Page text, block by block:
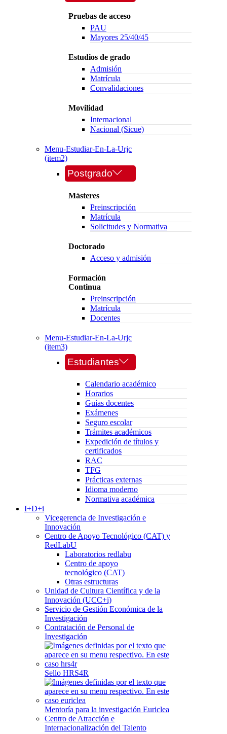
Pruebas de acceso
PAU
Mayores 25/40/45
Estudios de grado
Admisión
Matrícula
Convalidaciones
Movilidad
Internacional
Nacional (Sicue)
Menu-Estudiar-En-La-Urjc
(item2)
Postgrado
Másteres
Preinscripción
Matrícula
Solicitudes y Normativa
Doctorado
Acceso y admisión
Formación
Continua
Preinscripción
Matrícula
Docentes
Menu-Estudiar-En-La-Urjc
(item3)
Estudiantes
Calendario académico
Horarios
Guías docentes
Exámenes
Seguro escolar
Trámites académicos
Expedición de títulos y
certificados
RAC
TFG
Prácticas externas
Idioma moderno
Normativa académica
I+D+i
Vicegerencia de Investigación e
Innovación
Centro de Apoyo Tecnológico (CAT) y
RedLabU
Laboratorios redlabu
Centro de apoyo
tecnológico (CAT)
Otras estructuras
Unidad de Cultura Científica y de la
Innovación (UCC+i)
Servicio de Gestión Económica de la
Investigación
Contratación de Personal de
Investigación
Sello HRS4R
Mentoría para la investigación Euriclea
Centro de Atracción e
Internacionalización del Talento